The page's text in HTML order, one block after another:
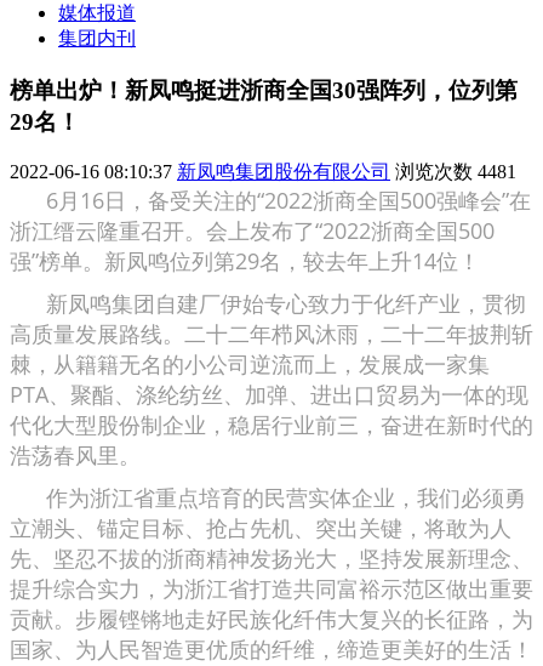
媒体报道
集团内刊
榜单出炉！新凤鸣挺进浙商全国30强阵列，位列第
29名！
2022-06-16 08:10:37 新凤鸣集团股份有限公司 浏览次数 4481
6月16日，备受关注的“2022浙商全国500强峰会”在
浙江缙云隆重召开。会上发布了“2022浙商全国500
强”榜单。新凤鸣位列第29名，较去年上升14位！
新凤鸣集团自建厂伊始专心致力于化纤产业，贯彻
高质量发展路线。二十二年栉风沐雨，二十二年披荆斩
棘，从籍籍无名的小公司逆流而上，发展成一家集
PTA、聚酯、涤纶纺丝、加弹、进出口贸易为一体的现
代化大型股份制企业，稳居行业前三，奋进在新时代的
浩荡春风里。
作为浙江省重点培育的民营实体企业，我们必须勇
立潮头、锚定目标、抢占先机、突出关键，将敢为人
先、坚忍不拔的浙商精神发扬光大，坚持发展新理念、
提升综合实力，为浙江省打造共同富裕示范区做出重要
贡献。步履铿锵地走好民族化纤伟大复兴的长征路，为
国家、为人民智造更优质的纤维，缔造更美好的生活！